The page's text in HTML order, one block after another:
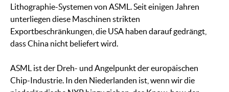
Lithographie-Systemen von ASML. Seit einigen Jahren
unterliegen diese Maschinen strikten
Exportbeschränkungen, die USA haben darauf gedrängt,
dass China nicht beliefert wird.
ASML ist der Dreh- und Angelpunkt der europäischen
Chip-Industrie. In den Niederlanden ist, wenn wir die